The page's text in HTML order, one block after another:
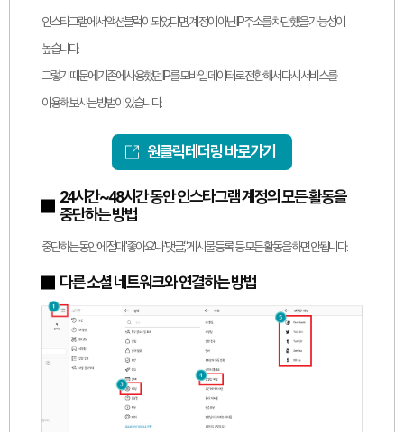
인스타그램에서 액션블럭이 되었다면, 계정이 아닌 IP주소를 차단했을 가능성이
높습니다.
그렇기 때문에 기존에 사용했던 IP를 모바일 데이터로 전환해서 다시 서비스를
이용해보시는 방법이 있습니다.
원클릭테더링 바로가기
24시간~48시간 동안 인스타그램 계정의 모든 활동을
중단하는 방법
중단하는 동안에 절대 '좋아요'나 '댓글‘, ‘게시물 등록’ 등 모든 활동을 하면 안됩니다.
다른 소셜 네트워크와 연결하는 방법